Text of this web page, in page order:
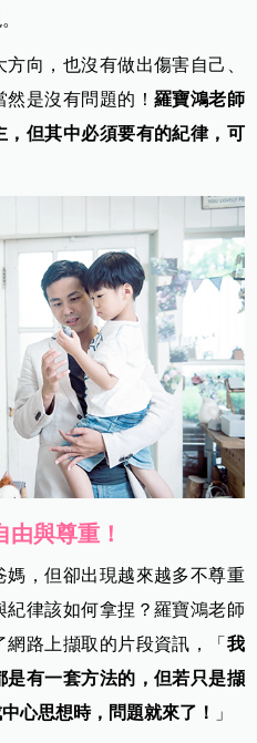
向，也沒有做出傷害自己、
然是沒有問題的！羅寶鴻老師
但其中必須要有的紀律，可
與尊重！
，但卻出現越來越多不尊重
律該如何拿捏？羅寶鴻老師
路上擷取的片段資訊，「 我
有一套方法的，但若只是擷
心思想時，問題就來了！
」